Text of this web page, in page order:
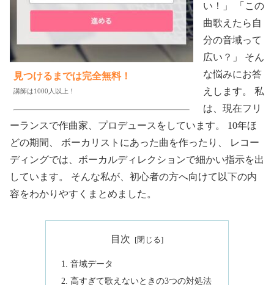
見つけるまでは完全無料！
講師は1000人以上！
い！」 「この
曲歌えたら自
分の音域って
広い？」 そん
な悩みにお答
えします。 私
は、現在フリ
ーランスで作曲家、プロデュースをしています。 10年ほ
どの期間、 ボーカリストにあった曲を作ったり、 レコー
ディングでは、ボーカルディレクションで細かい指示を出
しています。 そんな私が、初心者の方へ向けて以下の内
容をわかりやすくまとめました。
目次
音域データ
高すぎて歌えないときの3つの対処法